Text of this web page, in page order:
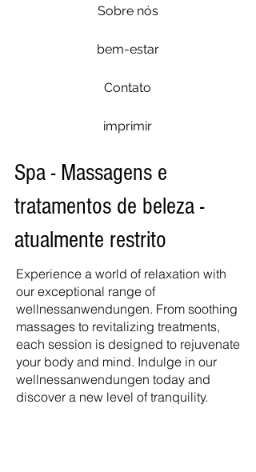
Sobre nós
bem-estar
Contato
imprimir
Spa - Massagens e
tratamentos de beleza -
atualmente restrito
Experience a world of relaxation with
our exceptional range of
wellnessanwendungen. From soothing
massages to revitalizing treatments,
each session is designed to rejuvenate
your body and mind. Indulge in our
wellnessanwendungen today and
discover a new level of tranquility.